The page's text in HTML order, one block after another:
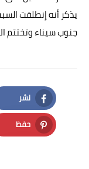
جنوب سيناء وتختتم الاثنين
نشر
Facebook
حفظ
Pinterest